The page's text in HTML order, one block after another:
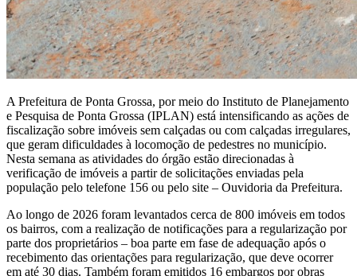
A Prefeitura de Ponta Grossa, por meio do Instituto de Planejamento
e Pesquisa de Ponta Grossa (IPLAN) está intensificando as ações de
fiscalização sobre imóveis sem calçadas ou com calçadas irregulares,
que geram dificuldades à locomoção de pedestres no município.
Nesta semana as atividades do órgão estão direcionadas à
verificação de imóveis a partir de solicitações enviadas pela
população pelo telefone 156 ou pelo site – Ouvidoria da Prefeitura.
Ao longo de 2026 foram levantados cerca de 800 imóveis em todos
os bairros, com a realização de notificações para a regularização por
parte dos proprietários – boa parte em fase de adequação após o
recebimento das orientações para regularização, que deve ocorrer
em até 30 dias. Também foram emitidos 16 embargos por obras